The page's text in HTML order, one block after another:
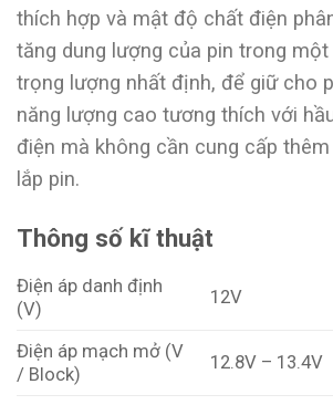
thích hợp và mật độ chất điện
tăng dung lượng của pin trong
trọng lượng nhất định, để giữ cho
năng lượng cao tương thích với
điện mà không cần cung cấp
lắp pin.
Thông số kĩ thuật
Điện áp danh định
(V)
12V
Điện áp mạch mở (V
/ Block)
12.8V – 13.4V